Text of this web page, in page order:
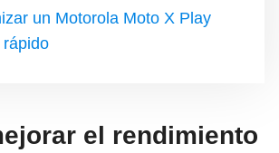
un Motorola Moto X Play
el rendimiento